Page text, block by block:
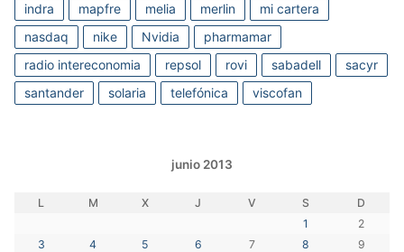
indra
mapfre melia merlin
mi cartera
nasdaq
nike Nvidia
pharmamar
radio intereconomia
repsol rovi sabadell
sacyr
santander
solaria telefónica viscofan
junio 2013
L M X J V S
D
1
2
3
4 5 6 7 8 9